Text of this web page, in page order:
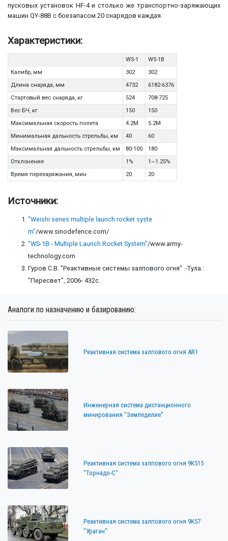
пусковых установок HF-4 и столько же транспортно-заряжающих
машин QY-88B с боезапасом 20 снарядов каждая.
Характеристики:
WS-1
WS-1B
Калибр, мм
302
302
Длина снаряда, мм
4732
6182-6376
Стартовый вес снаряда, кг
524
708-725
Вес БЧ, кг
150
150
Максимальная скорость полета
4.2М
5.2М
Минимальная дальность стрельбы, км
40
60
Максимальная дальность стрельбы, км
80-100
180
Отклонение
1%
1~1.25%
Время перезаряжания, мин
20 20
Источники:
"Weishi series multiple launch rocket syste
m"/www.sinodefence.com/
"WS-1B - Multiple Launch Rocket System"/www.army-
technology.com
Гуров С.В. "Реактивные системы залпового огня" .-Тула.:
"Пересвет", 2006- 432с.
Аналоги по назначению и базированию:
Реактивная система залпового огня AR1
Инженерная система дистанционного
минирования "Земледелие"
Реактивная система залпового огня 9К515
"Торнадо-С"
Реактивная система залпового огня 9К57
"Ураган"